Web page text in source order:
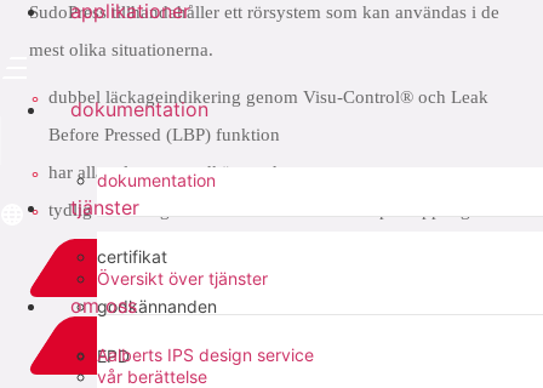
applikationer
dokumentation
dokumentation
certifikat
godkännanden
EPD
tjänster
Översikt över tjänster
Aalberts IPS design service
om oss
vår berättelse
SudoPress tillhandahåller ett rörsystem som kan användas i de
mest olika situationerna.
dubbel läckageindikering genom Visu-Control® och Leak
Before Pressed (LBP) funktion
har alla relevanta godkännanden
tydlig märkning av material och dimension på kopplingen
ladda ner PDF
relaterat